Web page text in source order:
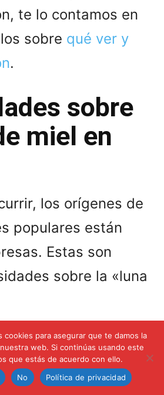
te lo contamos en
sobre qué ver y
.
sobre
miel en
los orígenes de
populares están
Estas son
sobre la «luna
4.000 años, en
padre de la novia
cerveza de miel
cookies para asegurar que te damos la
web. Si continúas usando este
que estás de acuerdo con ello.
No Política de privacidad